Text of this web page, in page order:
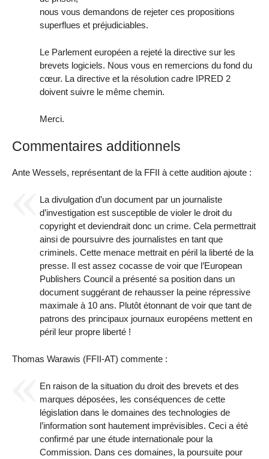
nous vous demandons de rejeter ces propositions
superflues et préjudiciables.
Le Parlement européen a rejeté la directive sur les
brevets logiciels. Nous vous en remercions du fond du
cœur. La directive et la résolution cadre IPRED 2
doivent suivre le même chemin.
Merci.
Commentaires additionnels
Ante Wessels, représentant de la FFII à cette audition ajoute :
La divulgation d’un document par un journaliste
d’investigation est susceptible de violer le droit du
copyright et deviendrait donc un crime. Cela permettrait
ainsi de poursuivre des journalistes en tant que
criminels. Cette menace mettrait en péril la liberté de la
presse. Il est assez cocasse de voir que l’European
Publishers Council a présenté sa position dans un
document suggérant de rehausser la peine répressive
maximale à 10 ans. Plutôt étonnant de voir que tant de
patrons des principaux journaux européens mettent en
péril leur propre liberté !
Thomas Warawis (FFII-AT) commente :
En raison de la situation du droit des brevets et des
marques déposées, les conséquences de cette
législation dans le domaines des technologies de
l’information sont hautement imprévisibles. Ceci a été
confirmé par une étude internationale pour la
Commission. Dans ces domaines, la poursuite pour